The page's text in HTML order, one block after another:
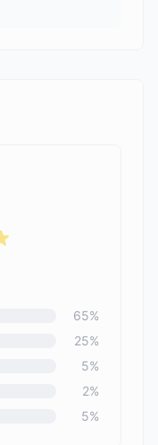
65%
25%
5%
2%
5%